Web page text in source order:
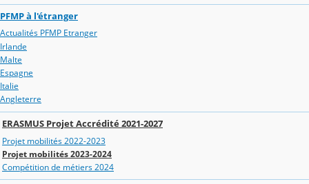
PFMP à l'étranger
Actualités PFMP Etranger
Irlande
Malte
Espagne
Italie
Angleterre
ERASMUS Projet Accrédité 2021-2027
Projet mobilités 2022-2023
Projet mobilités 2023-2024
Compétition de métiers 2024